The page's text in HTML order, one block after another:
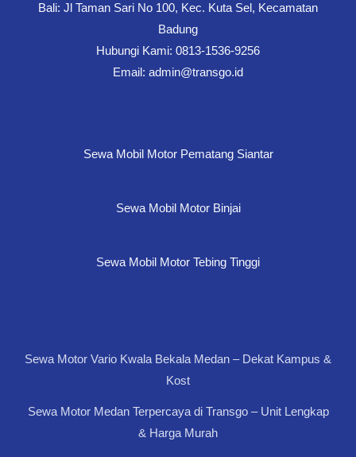
Bali: Jl Taman Sari No 100, Kec. Kuta Sel, Kecamatan
Badung
Hubungi Kami: 0813-1536-9256
Email: admin@transgo.id
Sewa Mobil Motor Pematang Siantar
Sewa Mobil Motor Binjai
Sewa Mobil Motor Tebing Tinggi
Sewa Motor Vario Kwala Bekala Medan – Dekat Kampus &
Kost
Sewa Motor Medan Terpercaya di Transgo – Unit Lengkap
& Harga Murah